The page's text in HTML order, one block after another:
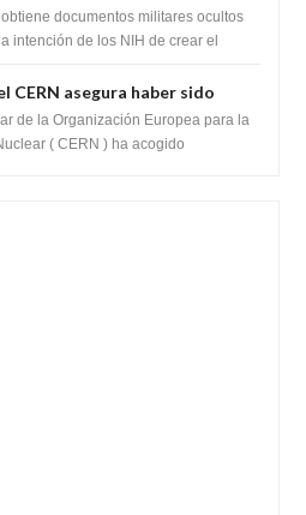
de los NIH de crear el
utilizando la investigación de
obtiene documentos militares ocultos
intención de los NIH de crear el
CERN asegura haber sido
seres de luz durante una
de Hadrones
de la Organización Europea para la
( CERN ) ha acogido